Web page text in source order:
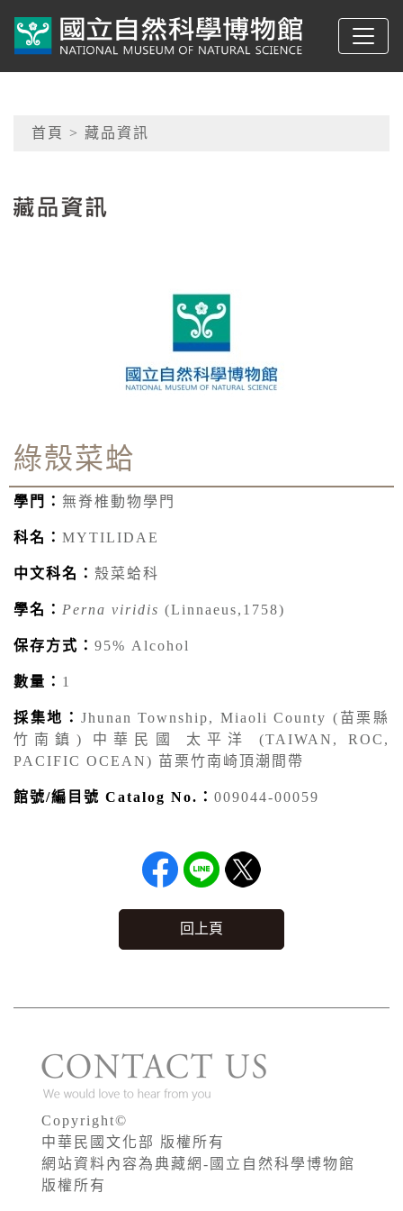
典藏網-國立自然科學
網頁導覽
首頁 > 藏品資訊
綠殼菜蛤
學門： 無脊椎動物學門
科名： MYTILIDAE
中文科名： 殼菜蛤科
學名： Perna viridis (Linnaeus,1758)
保存方式： 95% Alcohol
數量： 1
採集地： Jhunan Township, Miaoli County (苗栗縣
竹南鎮) 中華民國 太平洋 (TAIWAN, ROC,
PACIFIC OCEAN) 苗栗竹南崎頂潮間帶
館號/編目號 Catalog No.： 009044-00059
回上頁
Copyright©
中華民國文化部 版權所有
網站資料內容為典藏網-國立自然科學博物館
版權所有